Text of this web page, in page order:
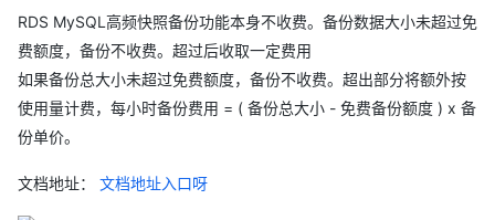
RDS MySQL高频快照备份功能本身不收费。备份数据大小未超过免
费额度，备份不收费。超过后收取一定费用
如果备份总大小未超过免费额度，备份不收费。超出部分将额外按
使用量计费，每小时备份费用 = ( 备份总大小 - 免费备份额度 ) x 备
份单价。
文档地址： 文档地址入口呀